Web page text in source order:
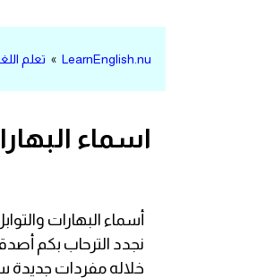
مرادفات انجليزية
افعال اللغة الانجليزية القياسية
اختصارات اللغة الانجليزية
LearnEnglish.nu
» تعلم
اسماء
أسماء البهارات
نجدد الترحاب بكم
خلاله مفردات جديدة